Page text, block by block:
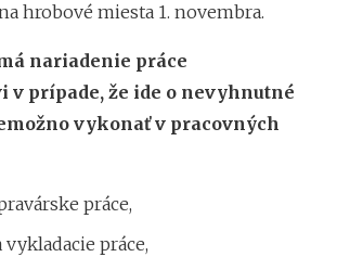
hrobové miesta 1. novembra.
nariadenie práce
v prípade, že ide o nevyhnutné
vykonať v pracovných
práce,
vykladacie práce,